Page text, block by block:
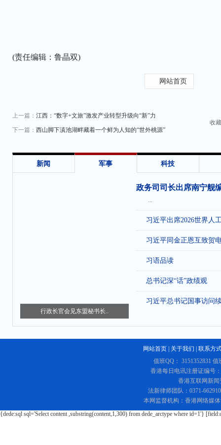
(责任编辑：鲁晶双)
网站首页
上一篇： 江西：“数字+文旅”激发产业转型升级向“新”力
下一篇： 西山脚下滇池湖畔藏着一个鲜为人知的“世外桃源”
收
新闻 军事 科技
行政长官会见东盟秘书长..
政务司司长出席南宁舰
...
习近平出席2026世界人
习近平同金正恩互致贺
习语品读
总书记深“话”政绩观
习近平总书记国事访问
网站首页 关于我们
联系方
值班QQ： 3151352831
香港每日电讯注册证编号
香港互联网新闻
法新律师团队：0371-
本网监督机构：香港网络媒
{dede:sql sql='Select content ,substring(content,1,300) from dede_arctype where id=1'}